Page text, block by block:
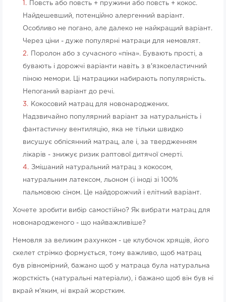
Повсть або повсть + пружини або повсть + кокос.
Найдешевший, потенційно алергенний варіант.
Особливо не погано, але далеко не найкращий варіант.
Через ціни - дуже популярні матраци для немовлят.
Поролон або з сучасного «піна». Бувають прості, а
бувають і дорожчі варіанти навіть з в'язкоеластичний
піною мемори. Ці матрацики набирають популярність.
Непоганий варіант до речі.
Кокосовий матрац для новонароджених.
Надзвичайно популярний варіант за натуральність і
фантастичну вентиляцію, яка не тільки швидко
висушує обпісянний матрац, але і, за твердженням
лікарів - знижує ризик раптової дитячої смерті.
Змішаний натуральний матрац з кокосом,
натуральним латексом, льоном (і іноді зі 100%
пальмовою сіном. Це найдорожчий і елітний варіант.
Хочете зробити вибір самостійно? Як вибрати матрац для
новонародженого - що найважливіше?
Немовля за великим рахунком - це клубочок хрящів, його
скелет стрімко формується, тому важливо, щоб матрац
був рівномірний, бажано щоб у матраца була натуральна
жорсткість (натуральні матеріали), і бажано щоб він був ні
вкрай м'яким, ні вкрай жорстким.